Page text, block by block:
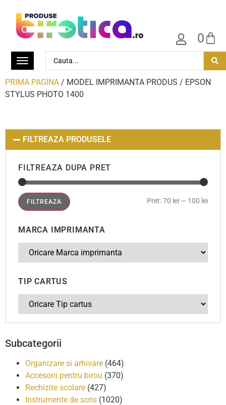
0
PRIMA PAGINA / MODEL IMPRIMANTA PRODUS / EPSON
STYLUS PHOTO 1400
FILTREAZA PRODUSELE
FILTREAZA DUPA PRET
FILTREAZA Pret:70 lei — 100 lei
MARCA IMPRIMANTA
TIP CARTUS
Subcategorii
Organizare si arhivare (464)
Accesorii pentru birou (370)
Rechizite scolare (427)
Instrumente de scris (1020)